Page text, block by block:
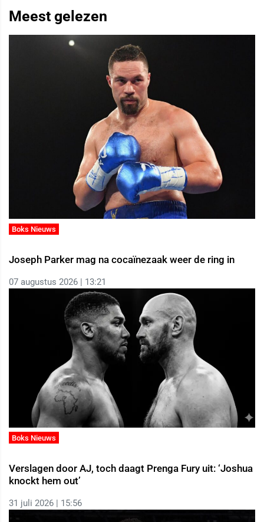
Meest gelezen
Boks Nieuws
Joseph Parker mag na cocaïnezaak weer de ring in
07 augustus 2026 | 13:21
Boks Nieuws
Verslagen door AJ, toch daagt Prenga Fury uit: ‘Joshua
knockt hem out’
31 juli 2026 | 15:56